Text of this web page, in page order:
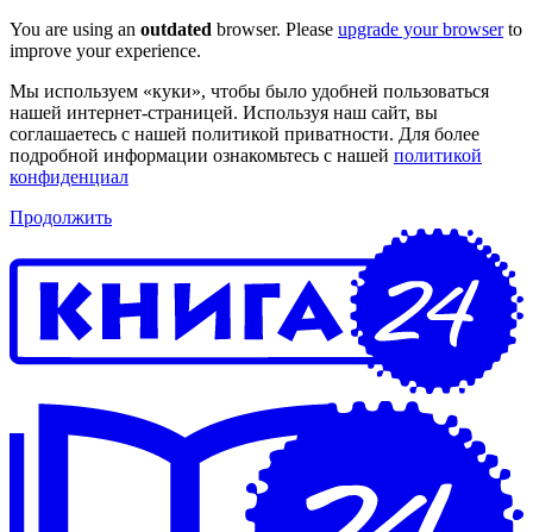
You are using an outdated browser. Please upgrade your browserto
improve your experience.
Мы используем «куки», чтобы было удобней пользоваться
нашей интернет-страницей. Используя наш сайт, вы
соглашаетесь с нашей политикой приватности. Для более
подробной информации ознакомьтесь с нашей политикой
конфиденциал
Продолжить